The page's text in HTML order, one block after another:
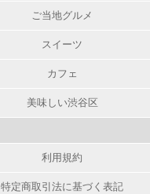
ご当地グルメ
スイーツ
カフェ
美味しい渋谷区
利用規約
特定商取引法に基づく表記